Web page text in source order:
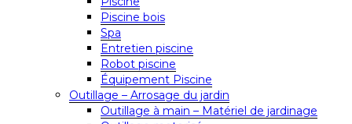
Piscine bois
Spa
Entretien piscine
Robot piscine
Équipement Piscine
Outillage – Arrosage du jardin
Outillage à main – Matériel de jardinage